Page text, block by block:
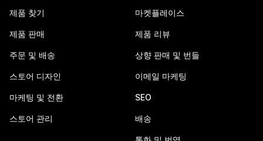
제품 찾기
제품 판매
주문 및 배송
스토어 디자인
마케팅 및 전환
스토어 관리
마켓플레이스
제품 리뷰
상향 판매 및 번들
이메일 마케팅
SEO
배송